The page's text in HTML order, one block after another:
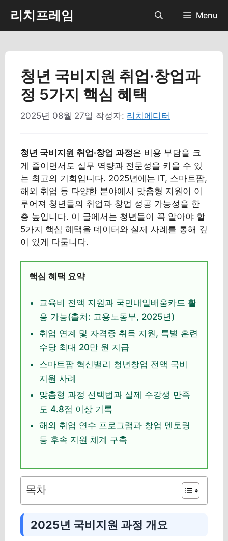
츠
건
리치프레임 Menu
청년 국비지원 취업·창업과
정 5가지 핵심 혜택
2025년 08월 27일 작성자: 리치에디터
청년 국비지원 취업·창업 과정은 비용 부담을 크
게 줄이면서도 실무 역량과 전문성을 키울 수 있
는 최고의 기회입니다. 2025년에는 IT, 스마트팜,
해외 취업 등 다양한 분야에서 맞춤형 지원이 이
루어져 청년들의 취업과 창업 성공 가능성을 한
층 높입니다. 이 글에서는 청년들이 꼭 알아야 할
5가지 핵심 혜택을 데이터와 실제 사례를 통해 깊
이 있게 다룹니다.
핵심 혜택 요약
교육비 전액 지원과 국민내일배움카드 활
용 가능(출처: 고용노동부, 2025년)
취업 연계 및 자격증 취득 지원, 특별 훈련
수당 최대 20만 원 지급
스마트팜 혁신밸리 청년창업 전액 국비
지원 사례
맞춤형 과정 선택법과 실제 수강생 만족
도 4.8점 이상 기록
해외 취업 연수 프로그램과 창업 멘토링
등 후속 지원 체계 구축
목차
2025년 국비지원 과정 개요